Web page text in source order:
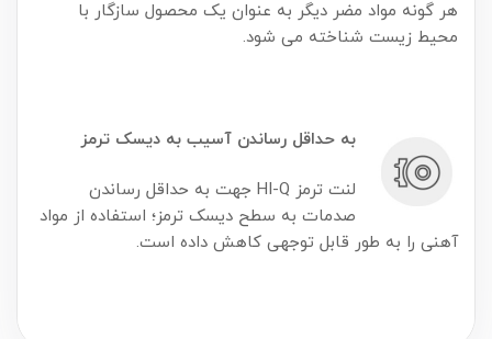
هر گونه مواد مضر دیگر به عنوان یک محصول سازگار با
محیط زیست شناخته می شود.
به حداقل رساندن آسیب به دیسک ترمز
لنت ترمز HI-Q جهت به حداقل رساندن
صدمات به سطح دیسک ترمز؛ استفاده از مواد
آهنی را به طور قابل توجهی کاهش داده است.